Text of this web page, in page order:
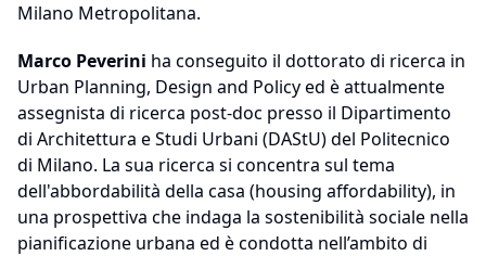
Milano Metropolitana.
Marco Peverini ha conseguito il dottorato di ricerca in
Urban Planning, Design and Policy ed è attualmente
assegnista di ricerca post-doc presso il Dipartimento
di Architettura e Studi Urbani (DAStU) del Politecnico
di Milano. La sua ricerca si concentra sul tema
dell'abbordabilità della casa (housing affordability), in
una prospettiva che indaga la sostenibilità sociale nella
pianificazione urbana ed è condotta nell’ambito di